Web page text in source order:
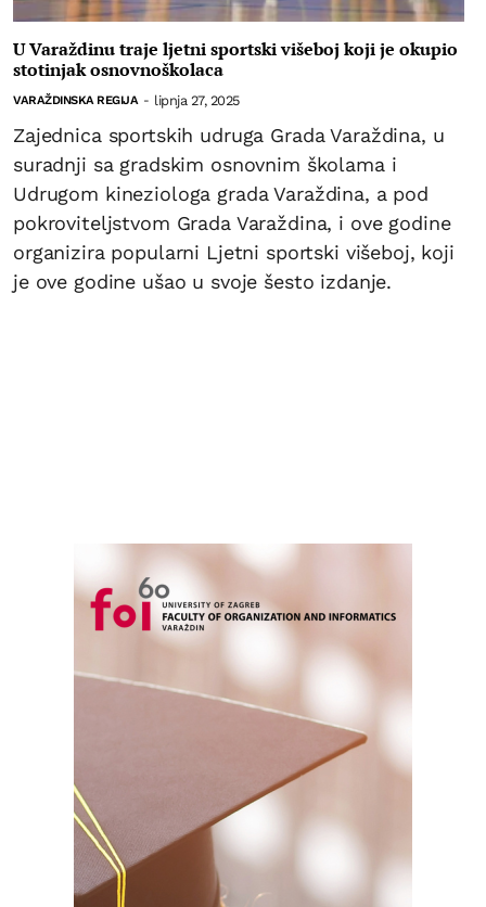
U Varaždinu traje ljetni sportski višeboj koji je okupio
stotinjak osnovnoškolaca
VARAŽDINSKA REGIJA - lipnja 27, 2025
Zajednica sportskih udruga Grada Varaždina, u
suradnji sa gradskim osnovnim školama i
Udrugom kineziologa grada Varaždina, a pod
pokroviteljstvom Grada Varaždina, i ove godine
organizira popularni Ljetni sportski višeboj, koji
je ove godine ušao u svoje šesto izdanje.